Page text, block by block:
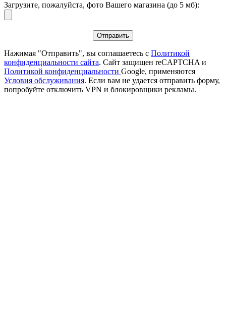
Загрузите, пожалуйста, фото Вашего магазина (до 5 мб):
Нажимая "Отправить", вы соглашаетесь с Политикой
конфиденциальности сайта. Сайт защищен reCAPTCHA и
Политикой конфиденциальности Google, применяются
Условия обслуживания. Если вам не удается отправить форму,
попробуйте отключить VPN и блокировщики рекламы.